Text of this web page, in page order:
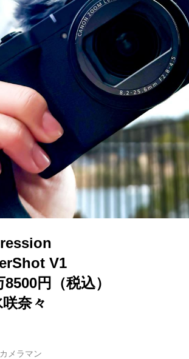
V1
円（税込）
奈々
メラマン